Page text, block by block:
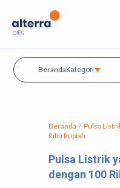
BerandaKategori
Beranda / Pulsa
Ribu Rupiah
Pulsa Listrik
dengan 100